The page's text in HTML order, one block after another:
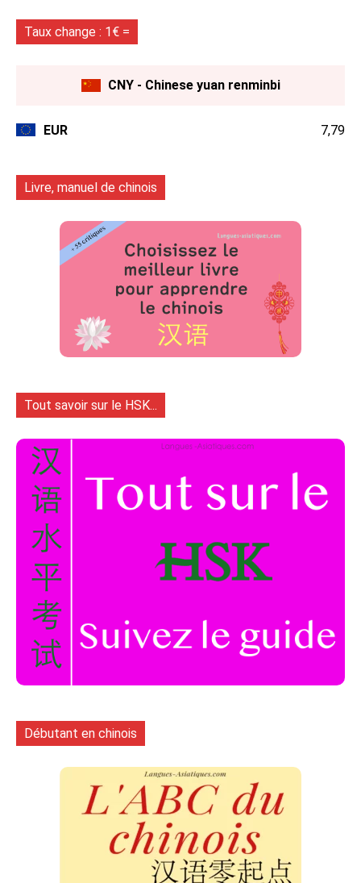
Taux change : 1€ =
CNY - Chinese yuan renminbi
EUR 7,79
Livre, manuel de chinois
Tout savoir sur le HSK...
Débutant en chinois